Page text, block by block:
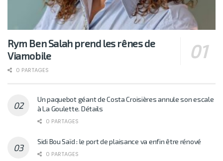
Rym Ben Salah prend les rênes de
Viamobile
0 PARTAGES
Un paquebot géant de Costa Croisières annule son escale
à La Goulette. Détails
0 PARTAGES
Sidi Bou Saïd : le port de plaisance va enfin être rénové
0 PARTAGES